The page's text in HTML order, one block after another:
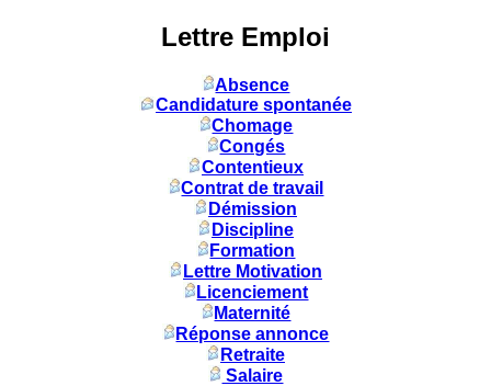
Lettre Emploi
Absence
Candidature spontanée
Chomage
Congés
Contentieux
Contrat de travail
Démission
Discipline
Formation
Lettre Motivation
Licenciement
Maternité
Réponse annonce
Retraite
Salaire